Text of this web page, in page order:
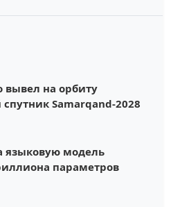
вывел на орбиту
Samarqand-2028
языковую модель
параметров